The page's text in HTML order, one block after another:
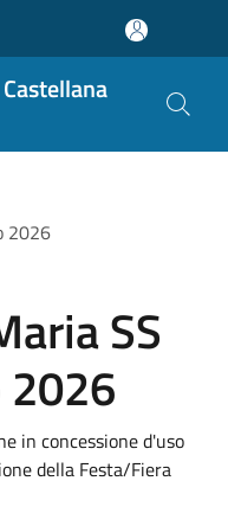
2026
SS
2026
in concessione d'uso
della Festa/Fiera